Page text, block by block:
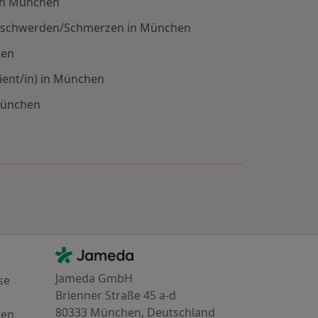
Schmerzen in München
in) in München
Kontakt
Jameda - Startseite
Jameda GmbH
Brienner Straße 45 a-d
80333 München, Deutschland